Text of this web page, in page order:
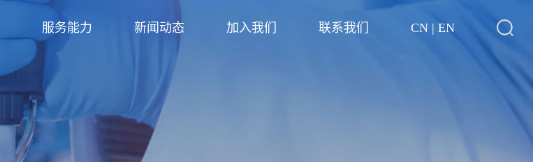
服务能力 新闻动态 加入我们 联系我们 CN |EN